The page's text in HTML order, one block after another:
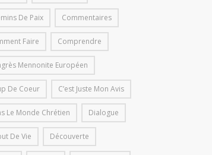
De Paix Commentaires
Faire Comprendre
Mennonite Européen
De Coeur C’est Juste Mon Avis
Le Monde Chrétien Dialogue
De Vie Découverte